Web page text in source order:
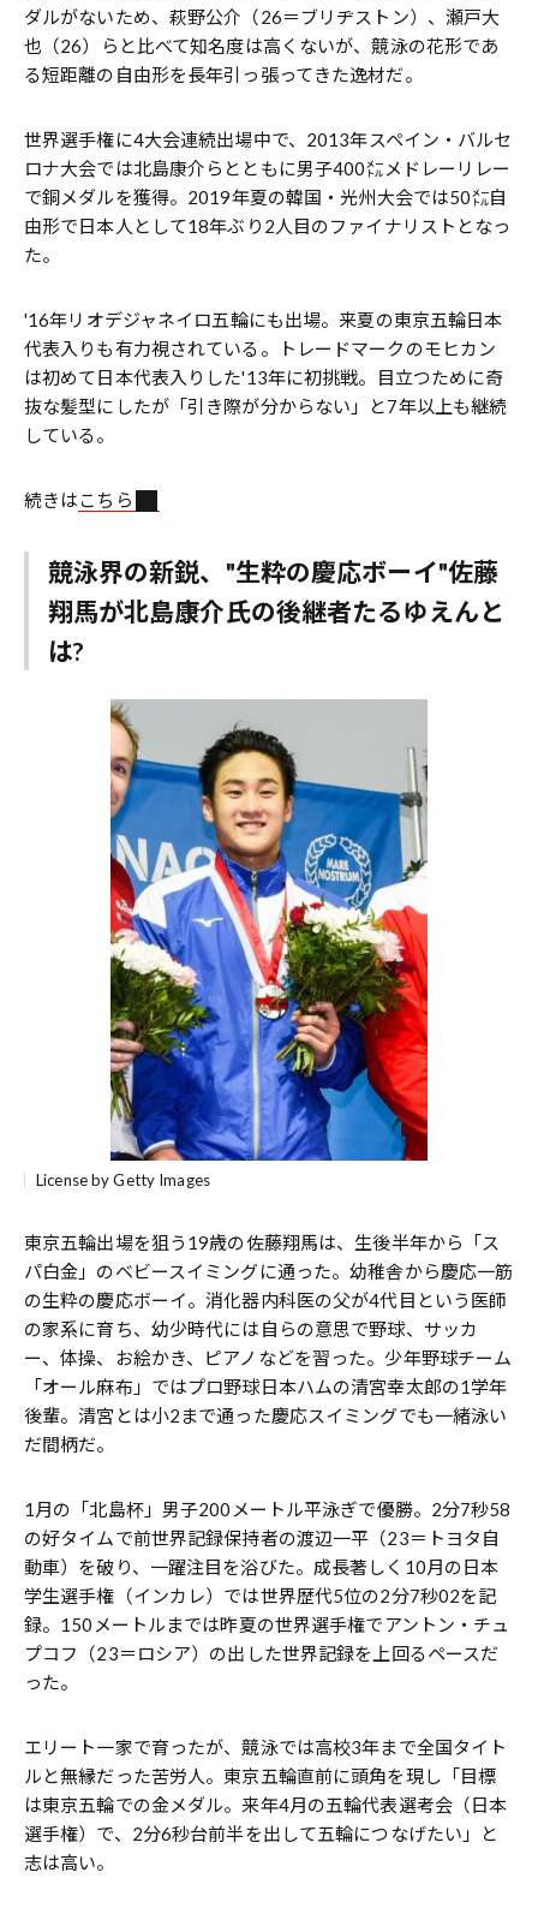
ダルがないため、萩野公介（26＝ブリヂストン）、瀬戸大
也（26）らと比べて知名度は高くないが、競泳の花形であ
る短距離の自由形を長年引っ張ってきた逸材だ。
世界選手権に4大会連続出場中で、2013年スペイン・バルセ
ロナ大会では北島康介らとともに男子400㍍メドレーリレー
で銅メダルを獲得。2019年夏の韓国・光州大会では50㍍自
由形で日本人として18年ぶり2人目のファイナリストとなっ
た。
'16年リオデジャネイロ五輪にも出場。来夏の東京五輪日本
代表入りも有力視されている。トレードマークのモヒカン
は初めて日本代表入りした'13年に初挑戦。目立つために奇
抜な髪型にしたが「引き際が分からない」と7年以上も継続
している。
続きはこちら
競泳界の新鋭、"生粋の慶応ボーイ"佐藤
翔馬が北島康介氏の後継者たるゆえんと
は?
License by Getty Images
東京五輪出場を狙う19歳の佐藤翔馬は、生後半年から「ス
パ白金」のベビースイミングに通った。幼稚舎から慶応一筋
の生粋の慶応ボーイ。消化器内科医の父が4代目という医師
の家系に育ち、幼少時代には自らの意思で野球、サッカ
ー、体操、お絵かき、ピアノなどを習った。少年野球チーム
「オール麻布」ではプロ野球日本ハムの清宮幸太郎の1学年
後輩。清宮とは小2まで通った慶応スイミングでも一緒泳い
だ間柄だ。
1月の「北島杯」男子200メートル平泳ぎで優勝。2分7秒58
の好タイムで前世界記録保持者の渡辺一平（23＝トヨタ自
動車）を破り、一躍注目を浴びた。成長著しく10月の日本
学生選手権（インカレ）では世界歴代5位の2分7秒02を記
録。150メートルまでは昨夏の世界選手権でアントン・チュ
プコフ（23＝ロシア）の出した世界記録を上回るペースだ
った。
エリート一家で育ったが、競泳では高校3年まで全国タイト
ルと無縁だった苦労人。東京五輪直前に頭角を現し「目標
は東京五輪での金メダル。来年4月の五輪代表選考会（日本
選手権）で、2分6秒台前半を出して五輪につなげたい」と
志は高い。